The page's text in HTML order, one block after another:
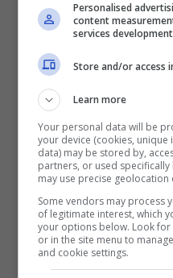
Personalised
content
services development
Store and/or access
Learn more
Your personal data will be
your device (cookies,
data) may be stored by,
partners, or used
may use precise geolocation
Some vendors may process
of legitimate interest, which
your options below. Look
or in the site menu to
and cookie settings.